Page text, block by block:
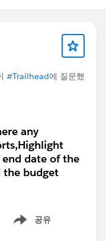
#Trailhead에 질문했
any
date of the
the budget
공유
Show menu